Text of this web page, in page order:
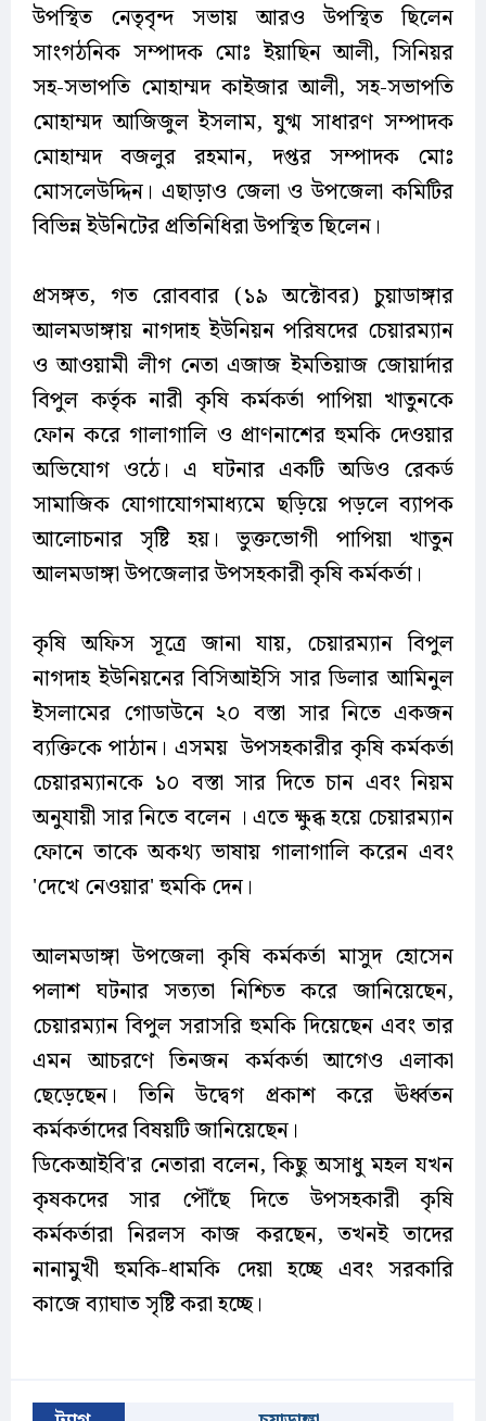
উপস্থিত নেতৃবৃন্দ সভায় আরও উপস্থিত ছিলেন
সাংগঠনিক সম্পাদক মোঃ ইয়াছিন আলী, সিনিয়র
সহ-সভাপতি মোহাম্মদ কাইজার আলী, সহ-সভাপতি
মোহাম্মদ আজিজুল ইসলাম, যুগ্ম সাধারণ সম্পাদক
মোহাম্মদ বজলুর রহমান, দপ্তর সম্পাদক মোঃ
মোসলেউদ্দিন। এছাড়াও জেলা ও উপজেলা কমিটির
বিভিন্ন ইউনিটের প্রতিনিধিরা উপস্থিত ছিলেন।
প্রসঙ্গত, গত রোববার (১৯ অক্টোবর) চুয়াডাঙ্গার
আলমডাঙ্গায় নাগদাহ ইউনিয়ন পরিষদের চেয়ারম্যান
ও আওয়ামী লীগ নেতা এজাজ ইমতিয়াজ জোয়ার্দার
বিপুল কর্তৃক নারী কৃষি কর্মকর্তা পাপিয়া খাতুনকে
ফোন করে গালাগালি ও প্রাণনাশের হুমকি দেওয়ার
অভিযোগ ওঠে। এ ঘটনার একটি অডিও রেকর্ড
সামাজিক যোগাযোগমাধ্যমে ছড়িয়ে পড়লে ব্যাপক
আলোচনার সৃষ্টি হয়। ভুক্তভোগী পাপিয়া খাতুন
আলমডাঙ্গা উপজেলার উপসহকারী কৃষি কর্মকর্তা।
কৃষি অফিস সূত্রে জানা যায়, চেয়ারম্যান বিপুল
নাগদাহ ইউনিয়নের বিসিআইসি সার ডিলার আমিনুল
ইসলামের গোডাউনে ২০ বস্তা সার নিতে একজন
ব্যক্তিকে পাঠান। এসময় উপসহকারীর কৃষি কর্মকর্তা
চেয়ারম্যানকে ১০ বস্তা সার দিতে চান এবং নিয়ম
অনুযায়ী সার নিতে বলেন । এতে ক্ষুব্ধ হয়ে চেয়ারম্যান
ফোনে তাকে অকথ্য ভাষায় গালাগালি করেন এবং
'দেখে নেওয়ার' হুমকি দেন।
আলমডাঙ্গা উপজেলা কৃষি কর্মকর্তা মাসুদ হোসেন
পলাশ ঘটনার সত্যতা নিশ্চিত করে জানিয়েছেন,
চেয়ারম্যান বিপুল সরাসরি হুমকি দিয়েছেন এবং তার
এমন আচরণে তিনজন কর্মকর্তা আগেও এলাকা
ছেড়েছেন। তিনি উদ্বেগ প্রকাশ করে ঊর্ধ্বতন
কর্মকর্তাদের বিষয়টি জানিয়েছেন।
ডিকেআইবি'র নেতারা বলেন, কিছু অসাধু মহল যখন
কৃষকদের সার পৌঁছে দিতে উপসহকারী কৃষি
কর্মকর্তারা নিরলস কাজ করছেন, তখনই তাদের
নানামুখী হুমকি-ধামকি দেয়া হচ্ছে এবং সরকারি
কাজে ব্যাঘাত সৃষ্টি করা হচ্ছে।